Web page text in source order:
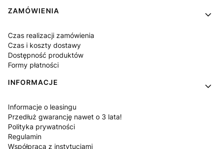
ZAMÓWIENIA
Czas realizacji zamówienia
Czas i koszty dostawy
Dostępność produktów
Formy płatności
INFORMACJE
Informacje o leasingu
Przedłuż gwarancję nawet o 3 lata!
Polityka prywatności
Regulamin
Współpraca z instytucjami